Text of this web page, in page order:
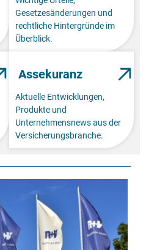
Gesetzesänderungen und
rechtliche Hintergründe im
Überblick.
Assekuranz
Aktuelle Entwicklungen,
Produkte und
Unternehmensnews aus der
Versicherungsbranche.